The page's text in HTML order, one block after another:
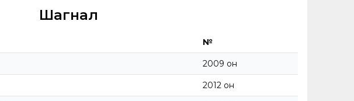
Шагнал
№
2009 он
2012 он